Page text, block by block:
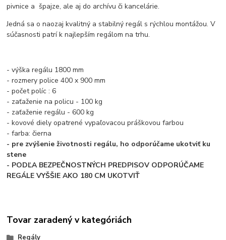
pivnice a špajze, ale aj do archívu či kancelárie.
Jedná sa o naozaj kvalitný a stabilný regál s rýchlou montážou. V
súčasnosti patrí k najlepším regálom na trhu.
- výška regálu 1800 mm
- rozmery police 400 x 900 mm
- počet políc : 6
- zaťaženie na policu - 100 kg
- zaťaženie regálu - 600 kg
- kovové diely opatrené vypaľovacou práškovou farbou
- farba: čierna
- pre zvýšenie životnosti regálu, ho odporúčame ukotviť ku
stene
- PODĽA BEZPEČNOSTNÝCH PREDPISOV ODPORÚČAME
REGÁLE VYŠŠIE AKO 180 CM UKOTVIŤ
Tovar zaradený v kategóriách
Regály